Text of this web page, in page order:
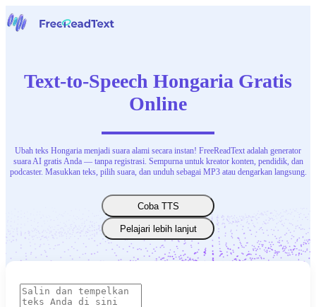
Alat
Bahasa Indonesia
Text-to-Speech Hongaria Gratis
Online
Ubah teks Hongaria menjadi suara alami secara instan! FreeReadText adalah generator
suara AI gratis Anda — tanpa registrasi. Sempurna untuk kreator konten, pendidik, dan
podcaster. Masukkan teks, pilih suara, dan unduh sebagai MP3 atau dengarkan langsung.
Coba TTS
Pelajari lebih lanjut